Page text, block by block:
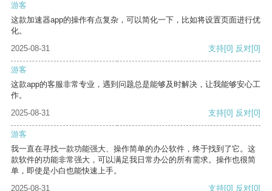
游客
这款加速器app的操作有点复杂，可以简化一下，比如将设置页面进行优
化。
2025-08-31
支持[0] 反对[0]
游客
这款app的客服非常专业，遇到问题总是能够及时解决，让我能够安心工
作。
2025-08-31
支持[0] 反对[0]
游客
我一直在寻找一款功能强大、操作简单的办公软件，终于找到了它。这
款软件的功能非常强大，可以满足我日常办公的所有需求。操作也很简
单，即使是小白也能快速上手。
2025-08-31
支持[0] 反对[0]